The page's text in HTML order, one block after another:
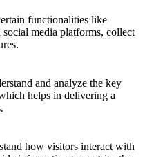
functionalities like
media platforms, collect
and analyze the key
helps in delivering a
how visitors interact with